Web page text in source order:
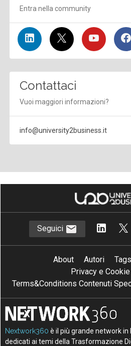
Entra nella community
Contattaci
Vuoi maggiori informazioni?
info@university2business.it
Seguici
About Autori Tags
Privacy e
Terms&Conditions Contenuti
Nextwork360 è il più grande network
dedicati ai temi della Trasformazione